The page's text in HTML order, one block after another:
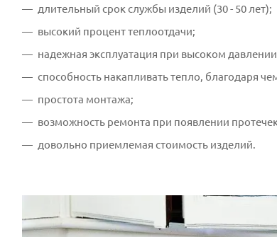
длительный срок службы изделий (30 - 50 лет);
высокий процент теплоотдачи;
надежная эксплуатация при высоком
способность накапливать тепло, благодаря
простота монтажа;
возможность ремонта при появлении
довольно приемлемая стоимость изделий.